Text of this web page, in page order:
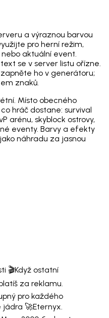
a výraznou barvou
pro herní režim,
aktuální event.
se v server listu ořízne.
ho v generátoru;
znaků.
Místo obecného
hráč dostane: survival
arénu, skyblock ostrovy,
eventy. Barvy a efekty
náhradu za jasnou
🎬Když ostatní
za reklamu.
pro každého
jádra 🚀Eternyx.